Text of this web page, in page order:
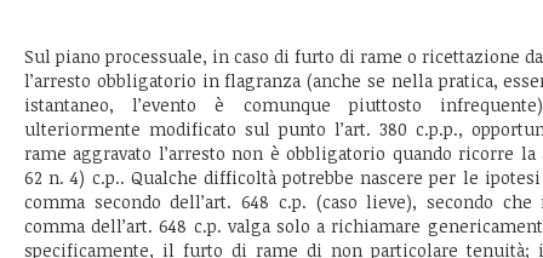
Sul piano processuale, in caso di furto di rame o ricettazione
l’arresto obbligatorio in flagranza (anche se nella pratica,
istantaneo, l’evento è comunque piuttosto
ulteriormente modificato sul punto l’art. 380 c.p.p.,
rame aggravato l’arresto non è obbligatorio quando ricorre
62 n. 4) c.p.. Qualche difficoltà potrebbe nascere per le
comma secondo dell’art. 648 c.p. (caso lieve), secondo
comma dell’art. 648 c.p. valga solo a richiamare
specificamente, il furto di rame di non particolare tenuità;